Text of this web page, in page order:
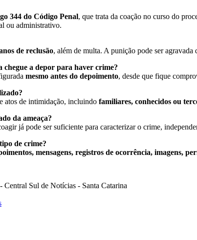
344 do Código Penal, que trata da coação no curso do
ou administrativo.
de reclusão, além de multa. A punição pode ser
chegue a depor para haver crime?
mesmo antes do depoimento, desde que fique
atos de intimidação, incluindo familiares, conhecidos ou
da ameaça?
já pode ser suficiente para caracterizar o crime,
de crime?
mensagens, registros de ocorrência, imagens,
Central Sul de Notícias - Santa Catarina